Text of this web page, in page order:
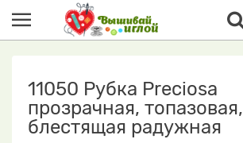
11050 Рубка Preciosa
прозрачная, топазовая,
блестящая радужная